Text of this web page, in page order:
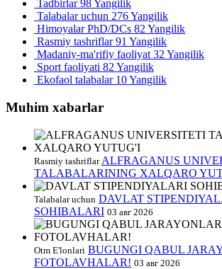
Tadbirlar98 Yangilik
Talabalar uchun 276 Yangilik
Himoyalar PhD/DCs 82 Yangilik
Rasmiy tashriflar91 Yangilik
Madaniy-ma'rifiy faoliyat 32 Yangilik
Sport faoliyati 82 Yangilik
Ekofaol talabalar 10 Yangilik
Muhim xabarlar
Rasmiy tashriflar ALFRAGANUS
TALABALARINING XALQARO
Talabalar uchun DAVLAT
SOHIBALARI 03 авг 2026
Otm E'lonlari BUGUNGI QABUL
FOTOLAVHALAR! 03 авг 2026